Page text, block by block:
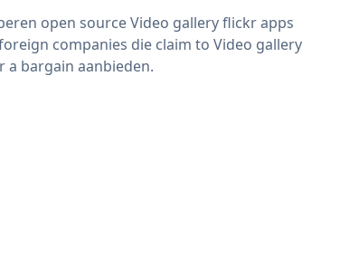
open source Video gallery flickr apps
companies die claim to Video gallery
a bargain aanbieden.